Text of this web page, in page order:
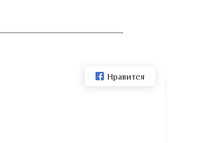
Нравится